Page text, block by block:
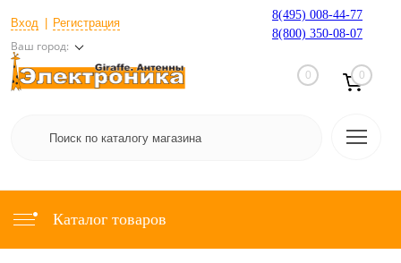
Вход Регистрация
Ваш город:
8(495) 008-44-77
8(800) 350-08-07
0 0
Каталог товаров